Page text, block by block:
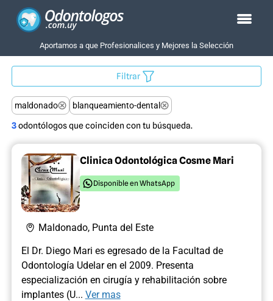
Aportamos a que Profesionalices y Mejores la Selección
Filtrar
maldonado blanqueamiento-dental
3odontólogos que coinciden con tu búsqueda.
Clinica Odontológica Cosme Mari
Disponible en WhatsApp
Maldonado, Punta del Este
El Dr. Diego Mari es egresado de la Facultad de
Odontología Udelar en el 2009. Presenta
especialización en cirugía y rehabilitación sobre
implantes (U... Ver mas